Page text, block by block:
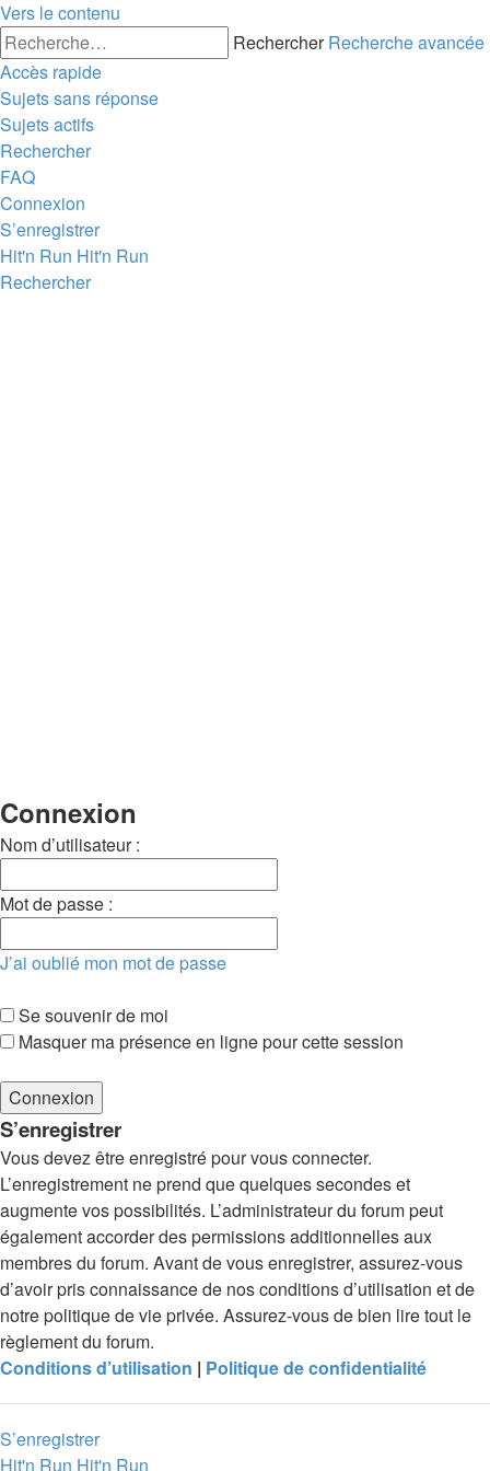
Vers le contenu
Rechercher Recherche avancée
Accès rapide
Sujets sans réponse
Sujets actifs
Rechercher
FAQ
Connexion
S’enregistrer
Hit'n Run Hit'n Run
Rechercher
Connexion
Nom d’utilisateur :
Mot de passe :
J’ai oublié mon mot de passe
Se souvenir de moi
Masquer ma présence en ligne pour cette session
S’enregistrer
Vous devez être enregistré pour vous connecter.
L’enregistrement ne prend que quelques secondes et
augmente vos possibilités. L’administrateur du forum peut
également accorder des permissions additionnelles aux
membres du forum. Avant de vous enregistrer, assurez-vous
d’avoir pris connaissance de nos conditions d’utilisation et de
notre politique de vie privée. Assurez-vous de bien lire tout le
règlement du forum.
Conditions d’utilisation | Politique de confidentialité
S’enregistrer
Hit'n Run Hit'n Run